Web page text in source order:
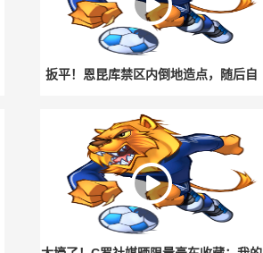
扳平！恩昆库禁区内倒地造点，随后自